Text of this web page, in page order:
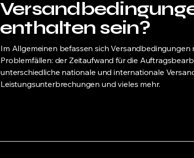
enthalten sein?
Im Allgemeinen befassen sich Versandbedingungen
Problemfällen: der Zeitaufwand für die
unterschiedliche nationale und internationale
Leistungsunterbrechungen und vieles mehr.